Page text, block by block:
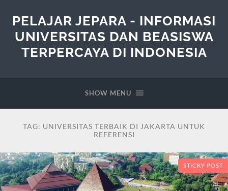
PELAJAR JEPARA - INFORMASI
UNIVERSITAS DAN BEASISWA
TERPERCAYA DI INDONESIA
SHOW MENU
TAG: UNIVERSITAS TERBAIK DI JAKARTA UNTUK
REFERENSI
STICKY POST